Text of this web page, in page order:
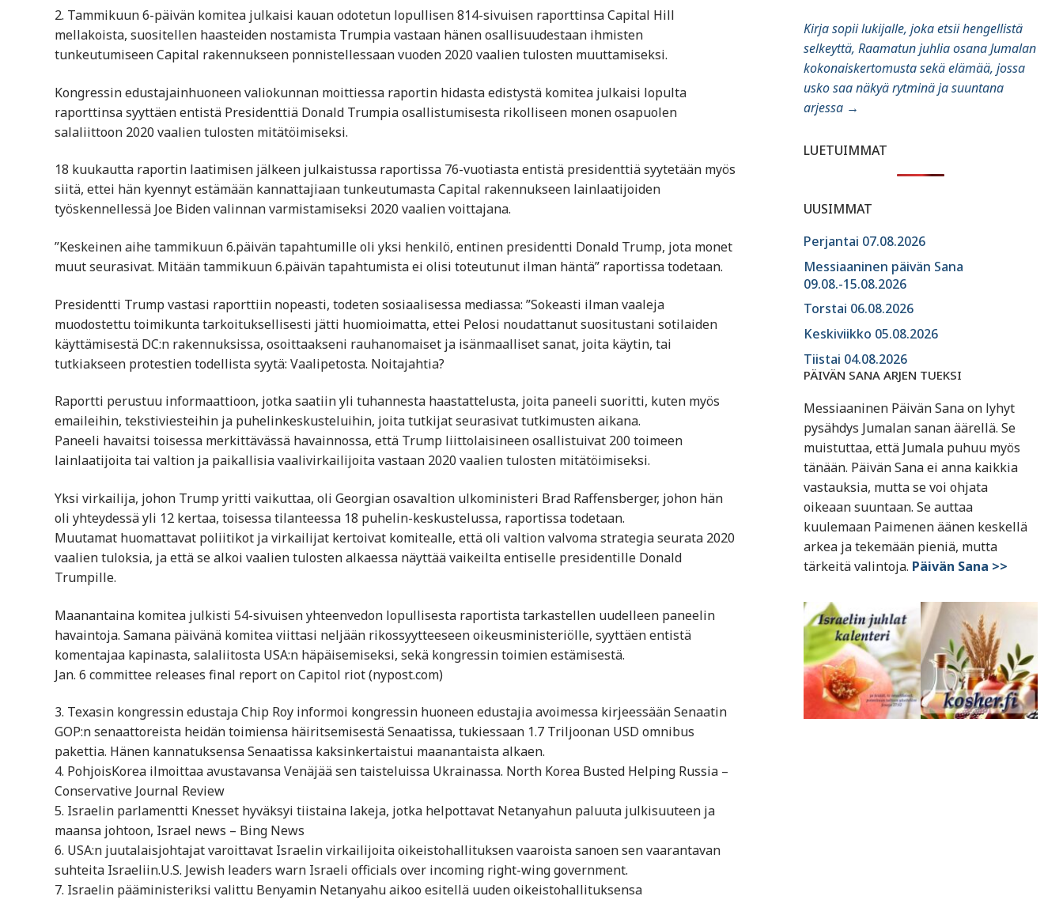
2. Tammikuun 6-päivän komitea julkaisi kauan odotetun lopullisen 814-sivuisen raporttinsa Capital Hill
mellakoista, suositellen haasteiden nostamista Trumpia vastaan hänen osallisuudestaan ihmisten
tunkeutumiseen Capital rakennukseen ponnistellessaan vuoden 2020 vaalien tulosten muuttamiseksi.
Kongressin edustajainhuoneen valiokunnan moittiessa raportin hidasta edistystä komitea julkaisi lopulta
raporttinsa syyttäen entistä Presidenttiä Donald Trumpia osallistumisesta rikolliseen monen osapuolen
salaliittoon 2020 vaalien tulosten mitätöimiseksi.
18 kuukautta raportin laatimisen jälkeen julkaistussa raportissa 76-vuotiasta entistä presidenttiä syytetään myös
siitä, ettei hän kyennyt estämään kannattajiaan tunkeutumasta Capital rakennukseen lainlaatijoiden
työskennellessä Joe Biden valinnan varmistamiseksi 2020 vaalien voittajana.
”Keskeinen aihe tammikuun 6.päivän tapahtumille oli yksi henkilö, entinen presidentti Donald Trump, jota monet
muut seurasivat. Mitään tammikuun 6.päivän tapahtumista ei olisi toteutunut ilman häntä” raportissa todetaan.
Presidentti Trump vastasi raporttiin nopeasti, todeten sosiaalisessa mediassa: ”Sokeasti ilman vaaleja
muodostettu toimikunta tarkoituksellisesti jätti huomioimatta, ettei Pelosi noudattanut suositustani sotilaiden
käyttämisestä DC:n rakennuksissa, osoittaakseni rauhanomaiset ja isänmaalliset sanat, joita käytin, tai
tutkiakseen protestien todellista syytä: Vaalipetosta. Noitajahtia?
Raportti perustuu informaattioon, jotka saatiin yli tuhannesta haastattelusta, joita paneeli suoritti, kuten myös
emaileihin, tekstiviesteihin ja puhelinkeskusteluihin, joita tutkijat seurasivat tutkimusten aikana.
Paneeli havaitsi toisessa merkittävässä havainnossa, että Trump liittolaisineen osallistuivat 200 toimeen
lainlaatijoita tai valtion ja paikallisia vaalivirkailijoita vastaan 2020 vaalien tulosten mitätöimiseksi.
Yksi virkailija, johon Trump yritti vaikuttaa, oli Georgian osavaltion ulkoministeri Brad Raffensberger, johon hän
oli yhteydessä yli 12 kertaa, toisessa tilanteessa 18 puhelin-keskustelussa, raportissa todetaan.
Muutamat huomattavat poliitikot ja virkailijat kertoivat komitealle, että oli valtion valvoma strategia seurata 2020
vaalien tuloksia, ja että se alkoi vaalien tulosten alkaessa näyttää vaikeilta entiselle presidentille Donald
Trumpille.
Maanantaina komitea julkisti 54-sivuisen yhteenvedon lopullisesta raportista tarkastellen uudelleen paneelin
havaintoja. Samana päivänä komitea viittasi neljään rikossyytteeseen oikeusministeriölle, syyttäen entistä
komentajaa kapinasta, salaliitosta USA:n häpäisemiseksi, sekä kongressin toimien estämisestä.
Jan. 6 committee releases final report on Capitol riot (nypost.com)
3. Texasin kongressin edustaja Chip Roy informoi kongressin huoneen edustajia avoimessa kirjeessään Senaatin
GOP:n senaattoreista heidän toimiensa häiritsemisestä Senaatissa, tukiessaan 1.7 Triljoonan USD omnibus
pakettia. Hänen kannatuksensa Senaatissa kaksinkertaistui maanantaista alkaen.
4. PohjoisKorea ilmoittaa avustavansa Venäjää sen taisteluissa Ukrainassa. North Korea Busted Helping Russia –
Conservative Journal Review
5. Israelin parlamentti Knesset hyväksyi tiistaina lakeja, jotka helpottavat Netanyahun paluuta julkisuuteen ja
maansa johtoon, Israel news – Bing News
6. USA:n juutalaisjohtajat varoittavat Israelin virkailijoita oikeistohallituksen vaaroista sanoen sen vaarantavan
suhteita Israeliin.U.S. Jewish leaders warn Israeli officials over incoming right-wing government.
7. Israelin pääministeriksi valittu Benyamin Netanyahu aikoo esitellä uuden oikeistohallituksensa
Kirja sopii lukijalle, joka etsii hengellistä
selkeyttä, Raamatun juhlia osana Jumalan
kokonaiskertomusta sekä elämää, jossa
usko saa näkyä rytminä ja suuntana
arjessa →
LUETUIMMAT
UUSIMMAT
Perjantai 07.08.2026
Messiaaninen päivän Sana
09.08.-15.08.2026
Torstai 06.08.2026
Keskiviikko 05.08.2026
Tiistai 04.08.2026
PÄIVÄN SANA ARJEN TUEKSI
Messiaaninen Päivän Sana on lyhyt
pysähdys Jumalan sanan äärellä. Se
muistuttaa, että Jumala puhuu myös
tänään. Päivän Sana ei anna kaikkia
vastauksia, mutta se voi ohjata
oikeaan suuntaan. Se auttaa
kuulemaan Paimenen äänen keskellä
arkea ja tekemään pieniä, mutta
tärkeitä valintoja. Päivän Sana >>